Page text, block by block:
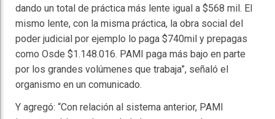
dando un total de práctica más lente igual a $568 mil. El
mismo lente, con la misma práctica, la obra social del
poder judicial por ejemplo lo paga $740mil y prepagas
como Osde $1.148.016. PAMI paga más bajo en parte
por los grandes volúmenes que trabaja”, señaló el
organismo en un comunicado.
Y agregó: “Con relación al sistema anterior, PAMI